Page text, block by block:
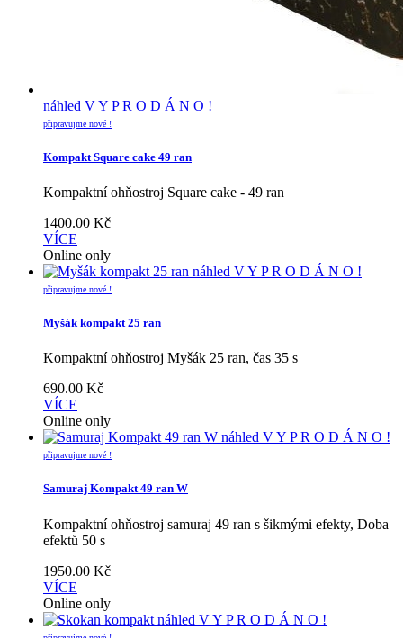
náhled V Y P R O D Á N O !
připravujme nové !
Kompakt Square cake 49 ran
Kompaktní ohňostroj Square cake - 49 ran
1400.00 Kč
VÍCE
Online only
náhled V Y P R O D Á N O !
připravujme nové !
Myšák kompakt 25 ran
Kompaktní ohňostroj Myšák 25 ran, čas 35 s
690.00 Kč
VÍCE
Online only
náhled V Y P R O D Á N O !
připravujme nové !
Samuraj Kompakt 49 ran W
Kompaktní ohňostroj samuraj 49 ran s šikmými efekty, Doba
efektů 50 s
1950.00 Kč
VÍCE
Online only
náhled V Y P R O D Á N O !